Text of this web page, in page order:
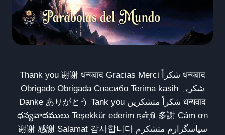
Thank you 谢谢 धन्यवाद Gracias Merci شكراً धन्यवाद
Obrigado Obrigada Спасибо Terima kasih شکریہ
Danke ありがとう Tank you شكراً متشكرين धन्यवाद
ధన్యవాదములు Teşekkür ederim நன்றி 多謝 Cảm ơn
谢谢 感謝 Salamat 감사합니다 سپاسگزارم متشکرم